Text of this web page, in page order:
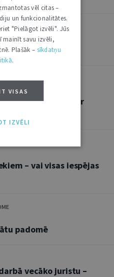
grupa?
uzmanības centrā ir
vērtības
– vai visas iespējas
padomē
vecāko juristu –
vēl citas –
un funkcionalitātes.
"Pielāgot izvēli". Jūs
mainīt savu izvēli,
Plašāk – sīkdatņu
.
VISAS
IZVĒLI